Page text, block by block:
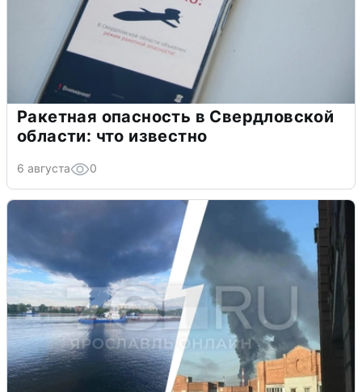
Ракетная опасность в Свердловской
области: что известно
6 августа 0